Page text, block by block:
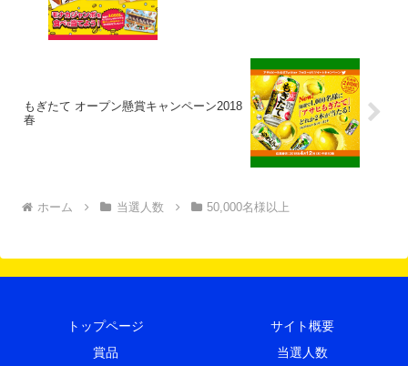
もぎたて オープン懸賞キャンペーン2018
春
ホーム 当選人数 50,000名様以上
トップページ
サイト概要
賞品
当選人数